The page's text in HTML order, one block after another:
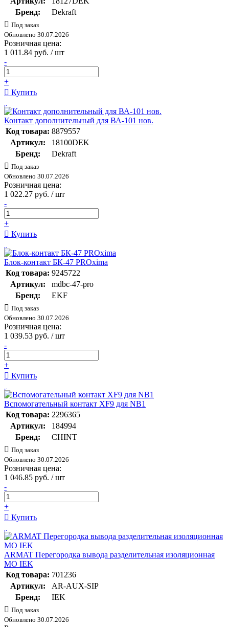
Бренд:
Dekraft
Под заказ
Обновлено 30.07.2026
Розничная цена:
1 011.84 руб. / шт
-
+
Купить
Контакт дополнительный для ВА-101 нов.
Код товара: 8879557
Артикул:
18100DEK
Бренд:
Dekraft
Под заказ
Обновлено 30.07.2026
Розничная цена:
1 022.27 руб. / шт
-
+
Купить
Блок-контакт БК-47 PROxima
Код товара: 9245722
Артикул:
mdbc-47-pro
Бренд:
EKF
Под заказ
Обновлено 30.07.2026
Розничная цена:
1 039.53 руб. / шт
-
+
Купить
Вспомогательный контакт XF9 для NB1
Код товара: 2296365
Артикул:
184994
Бренд:
CHINT
Под заказ
Обновлено 30.07.2026
Розничная цена:
1 046.85 руб. / шт
-
+
Купить
ARMAT Перегородка вывода разделительная изоляционная
МО IEK
Код товара: 701236
Артикул:
AR-AUX-SIP
Бренд:
IEK
Под заказ
Обновлено 30.07.2026